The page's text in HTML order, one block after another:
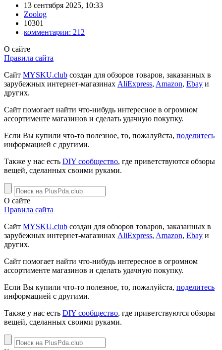
13 сентября 2025, 10:33
Zoolog
10301
комментарии: 212
О сайте
Правила сайта
Сайт MYSKU.club cоздан для обзоров товаров, заказанных в
зарубежных интернет-магазинах AliExpress, Amazon, Ebay и
других.
Сайт помогает найти что-нибудь интересное в огромном
ассортименте магазинов и сделать удачную покупку.
Если Вы купили что-то полезное, то, пожалуйста, поделитесь
информацией с другими.
Также у нас есть DIY сообщество, где приветствуются обзоры
вещей, сделанных своими руками.
О сайте
Правила сайта
Сайт MYSKU.club cоздан для обзоров товаров, заказанных в
зарубежных интернет-магазинах AliExpress, Amazon, Ebay и
других.
Сайт помогает найти что-нибудь интересное в огромном
ассортименте магазинов и сделать удачную покупку.
Если Вы купили что-то полезное, то, пожалуйста, поделитесь
информацией с другими.
Также у нас есть DIY сообщество, где приветствуются обзоры
вещей, сделанных своими руками.